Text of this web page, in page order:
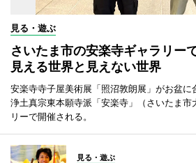
見る・遊ぶ
さいたま市の安楽寺ギャラリー
見える世界と見えない世界
安楽寺寺子屋美術展「照沼敦朗展」がお盆に
浄土真宗東本願寺派「安楽寺」（さいたま市
リーで開催される。
見る・遊ぶ